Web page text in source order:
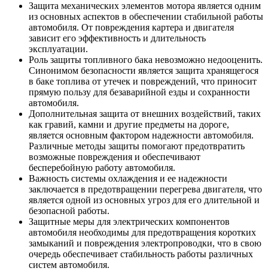
Защита механических элементов мотора является одним
из основных аспектов в обеспечении стабильной работы
автомобиля. От повреждения картера и двигателя
зависит его эффективность и длительность
эксплуатации.
Роль защиты топливного бака невозможно недооценить.
Синонимом безопасности является защита хранящегося
в баке топлива от утечек и повреждений, что приносит
прямую пользу для безаварийной езды и сохранности
автомобиля.
Дополнительная защита от внешних воздействий, таких
как гравий, камни и другие предметы на дороге,
является основным фактором надежности автомобиля.
Различные методы защиты помогают предотвратить
возможные повреждения и обеспечивают
бесперебойную работу автомобиля.
Важность системы охлаждения и ее надежности
заключается в предотвращении перегрева двигателя, что
является одной из основных угроз для его длительной и
безопасной работы.
Защитные меры для электрических компонентов
автомобиля необходимы для предотвращения коротких
замыканий и повреждения электропроводки, что в свою
очередь обеспечивает стабильность работы различных
систем автомобиля.